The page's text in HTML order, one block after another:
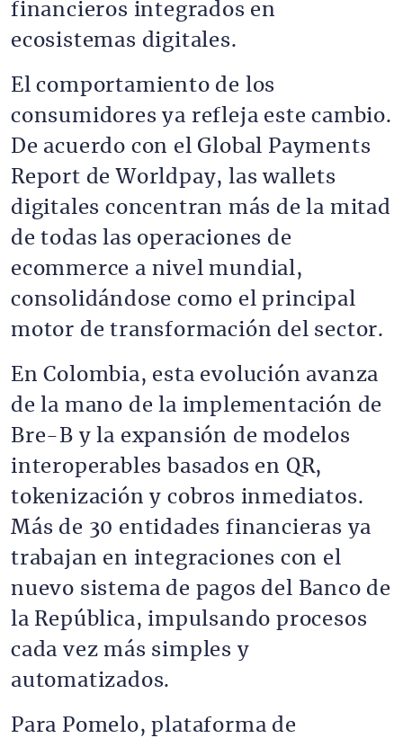
financieros integrados en
ecosistemas digitales.
El comportamiento de los
consumidores ya refleja este cambio.
De acuerdo con el Global Payments
Report de Worldpay, las wallets
digitales concentran más de la mitad
de todas las operaciones de
ecommerce a nivel mundial,
consolidándose como el principal
motor de transformación del sector.
En Colombia, esta evolución avanza
de la mano de la implementación de
Bre-B y la expansión de modelos
interoperables basados en QR,
tokenización y cobros inmediatos.
Más de 30 entidades financieras ya
trabajan en integraciones con el
nuevo sistema de pagos del Banco de
la República, impulsando procesos
cada vez más simples y
automatizados.
Para Pomelo, plataforma de